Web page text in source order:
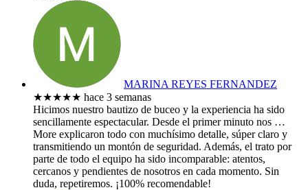
MARINA REYES FERNANDEZ
★★★★★ hace 3 semanas
​Hicimos nuestro bautizo de buceo y la experiencia ha sido
sencillamente espectacular. Desde el primer minuto nos …
More explicaron todo con muchísimo detalle, súper claro y
transmitiendo un montón de seguridad. Además, el trato por
parte de todo el equipo ha sido incomparable: atentos,
cercanos y pendientes de nosotros en cada momento. Sin
duda, repetiremos. ¡100% recomendable!